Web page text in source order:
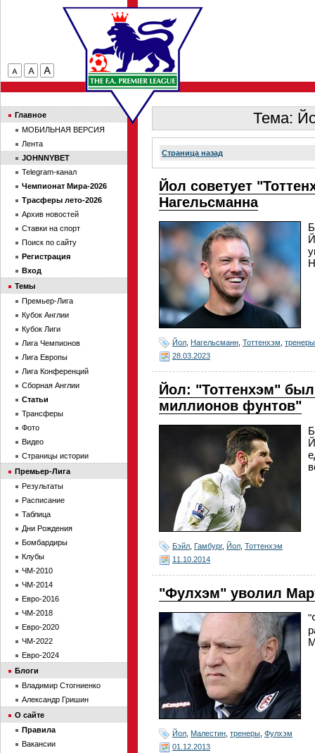
Тема:
Страница назад
Йол советует
Нагельсманна
Йол Нагельсманн Тоттенхэм тренеры
28.03.2023
Йол: "Тоттенхэм" был
миллионов фунтов"
Бэйл Гамбург, Йол Тоттенхэм
11.10.2014
"Фулхэм" уволил
Йол Малестин тренеры Фулхэм
01.12.2013
Главное
МОБИЛЬНАЯ ВЕРСИЯ
Лента
JOHNNYBET
Telegram-канал
Чемпионат Мира-2026
Трасферы лето-2026
Архив новостей
Ставки на спорт
Поиск по сайту
Регистрация
Вход
Темы
Премьер-Лига
Кубок Англии
Кубок Лиги
Лига Чемпионов
Лига Европы
Лига Конференций
Сборная Англии
Статьи
Трансферы
Фото
Видео
Страницы истории
Премьер-Лига
Результаты
Расписание
Таблица
Дни Рождения
Бомбардиры
Клубы
ЧМ-2010
ЧМ-2014
Евро-2016
ЧМ-2018
Евро-2020
ЧМ-2022
Евро-2024
Блоги
Владимир Стогниенко
Александр Гришин
О сайте
Правила
Вакансии